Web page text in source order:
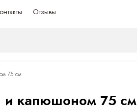
Отзывы
75 см
и капюшоном 75 см